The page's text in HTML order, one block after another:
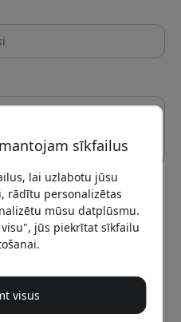
izplatītājs
sīkfailus
lai uzlabotu jūsu
rādītu personalizētas
mūsu datplūsmu.
jūs piekrītat sīkfailu
visus